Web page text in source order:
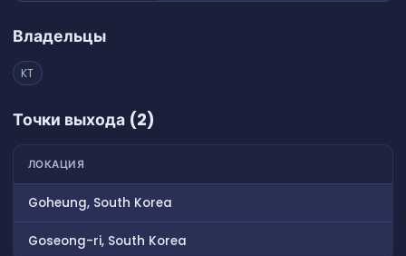
Владельцы
KT
Точки выхода (2)
ЛОКАЦИЯ
Goheung, South Korea
Goseong-ri, South Korea